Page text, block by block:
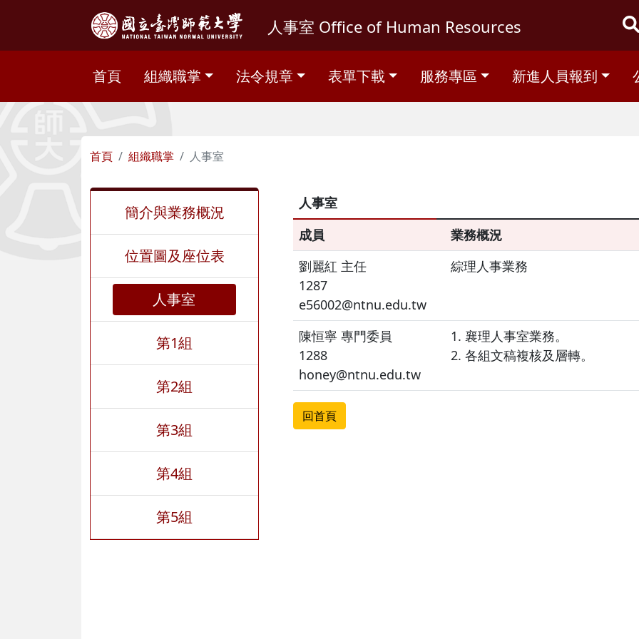
人事室 Office of Human Resources
首頁 組織職掌 法令規章 表單下載 服務專區 新進人員報到
首頁 組織職掌 人事室
簡介與業務概況
位置圖及座位表
人事室
第1組
第2組
第3組
第4組
第5組
人事室
成員
業務概況
劉麗紅 主任
1287
e56002@ntnu.edu.tw
綜理人事業務
陳恒寧 專門委員
1288
honey@ntnu.edu.tw
襄理人事室業務。
各組文稿複核及層轉。
回首頁